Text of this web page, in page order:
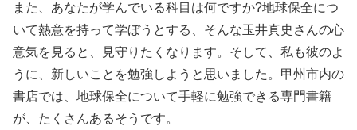
また、あなたが学んでいる科目は何ですか?地球保全につ
いて熱意を持って学ぼうとする、そんな玉井真史さんの心
意気を見ると、見守りたくなります。そして、私も彼のよ
うに、新しいことを勉強しようと思いました。甲州市内の
書店では、地球保全について手軽に勉強できる専門書籍
が、たくさんあるそうです。